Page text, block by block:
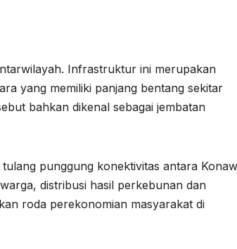
Infrastruktur ini merupakan
yang memiliki panjang bentang sekitar
bahkan dikenal sebagai jembatan
punggung konektivitas antara
distribusi hasil perkebunan dan
roda perekonomian masyarakat di